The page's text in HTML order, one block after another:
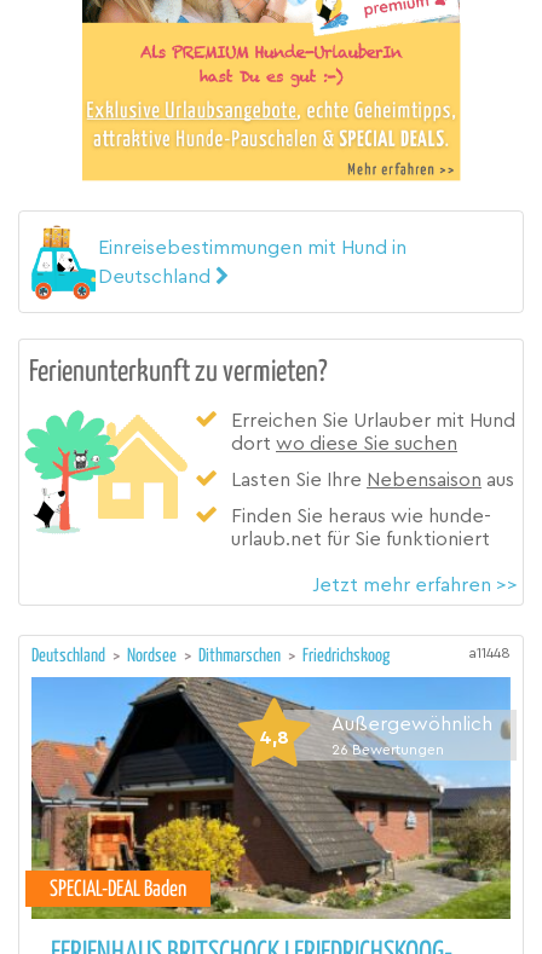
Einreisebestimmungen mit Hund in
Deutschland
Ferienunterkunft zu vermieten?
Erreichen Sie Urlauber mit Hund
dort wo diese Sie suchen
Lasten Sie Ihre Nebensaison aus
Finden Sie heraus wie hunde-
urlaub.net für Sie funktioniert
Jetzt mehr erfahren >>
Deutschland > Nordsee > Dithmarschen > Friedrichskoog a11448
4,8
Außergewöhnlich
26 Bewertungen
SPECIAL-DEAL Baden